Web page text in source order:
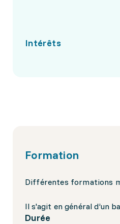
Intérêts
Formation
Différentes formations
Il s'agit en général d’un
Durée